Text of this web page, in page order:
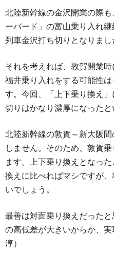
北陸新幹線の金沢開業の際
ーバード」の富山乗り入れ
列車金沢打ち切りとなりまし
それを考えれば、敦賀開業
福井乗り入れをする可能性
す。今回、「上下乗り換え
切りはかなり濃厚になったと
北陸新幹線の敦賀～新大阪
しません。そのため、敦賀
ます。上下乗り換えとなっ
換えに比べればマシですが
いでしょう。
最善は対面乗り換えだった
の高低差が大きいからか、
淳）